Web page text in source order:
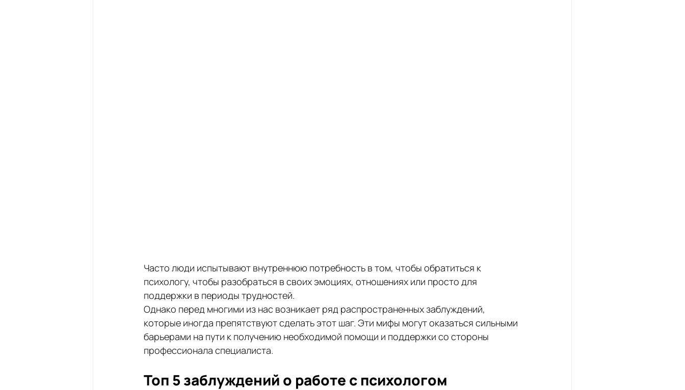
Часто люди испытывают внутреннюю потребность в том, чтобы обратиться к
психологу, чтобы разобраться в своих эмоциях, отношениях или просто для
поддержки в периоды трудностей.
Однако перед многими из нас возникает ряд распространенных заблуждений,
которые иногда препятствуют сделать этот шаг. Эти мифы могут оказаться сильными
барьерами на пути к получению необходимой помощи и поддержки со стороны
профессионала специалиста.
Топ 5 заблуждений о работе с психологом